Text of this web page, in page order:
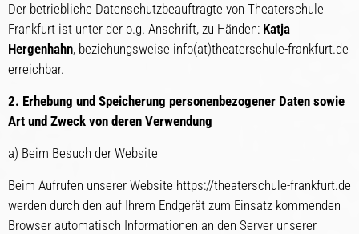
Der betriebliche Datenschutzbeauftragte von Theaterschule
Frankfurt ist unter der o.g. Anschrift, zu Händen: Katja
Hergenhahn, beziehungsweise info(at)theaterschule-frankfurt.de
erreichbar.
2. Erhebung und Speicherung personenbezogener Daten sowie
Art und Zweck von deren Verwendung
a) Beim Besuch der Website
Beim Aufrufen unserer Website https://theaterschule-frankfurt.de
werden durch den auf Ihrem Endgerät zum Einsatz kommenden
Browser automatisch Informationen an den Server unserer